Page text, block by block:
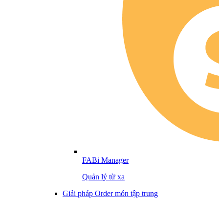
FABi Manager
Quản lý từ xa
Giải pháp Order món tập trung